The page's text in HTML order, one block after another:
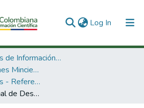
Log In (current)
3. Recursos de Información Científica y Tecnológica
3.2.2. Publicaciones Minciencias
Libros Minciencias - Referenciales
Programa Nacional de Desarrollo Científico y Tecnológico : solicitud de préstamo al Banco Interamericano de desarrollo B I D.